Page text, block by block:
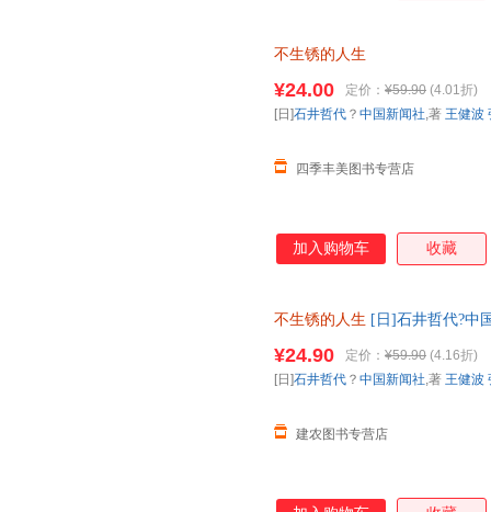
的朋友圈：今天煮了黑豆、种
录，慢慢读，向前走 1我要做
愿望很多，是我还在期待生活
不生锈的人生
¥24.00 定价： ¥59.90 (4.01折)
四季丰美图书专营店
[日]石井哲代 ？ 中国新闻社,著 王健波
加入购物车 收藏
不生锈的人生 [日]石井哲代?中
¥24.90 定价： ¥59.90 (4.16折)
建农图书专营店
[日]石井哲代 ？ 中国新闻社,著 王健波